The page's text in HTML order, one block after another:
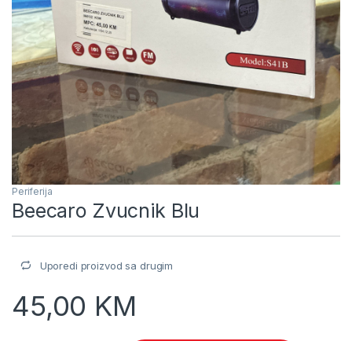
Periferija
Beecaro Zvucnik Blu
Uporedi proizvod sa drugim
45,00 KM